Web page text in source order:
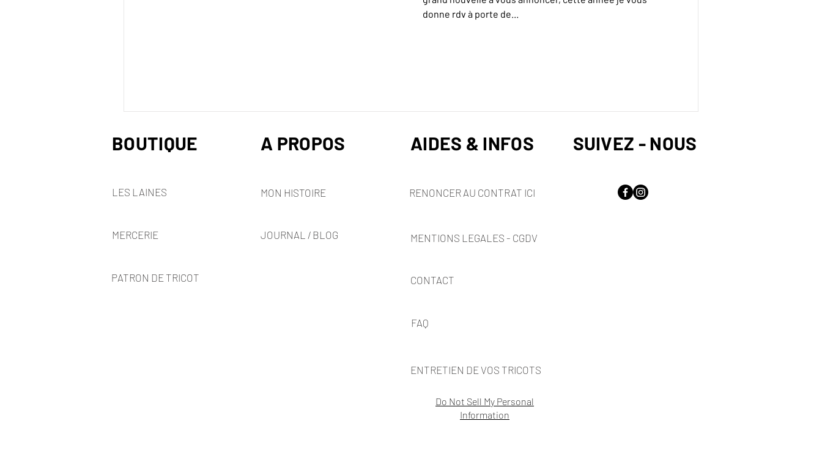
donne rdv à porte de...
BOUTIQUE A PROPOS AIDES & INFOS SUIVEZ - NOUS
LES LAINES MON HISTOIRE RENONCER AU CONTRAT ICI
MERCERIE JOURNAL / BLOG MENTIONS LEGALES - CGDV
PATRON DE TRICOT CONTACT
FAQ
ENTRETIEN DE VOS TRICOTS
Do Not Sell My Personal
Information